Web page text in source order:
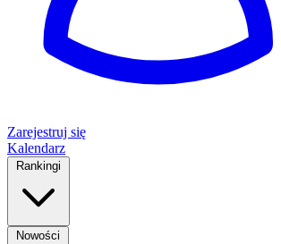
Zarejestruj się
Kalendarz
Rankingi
Nowości